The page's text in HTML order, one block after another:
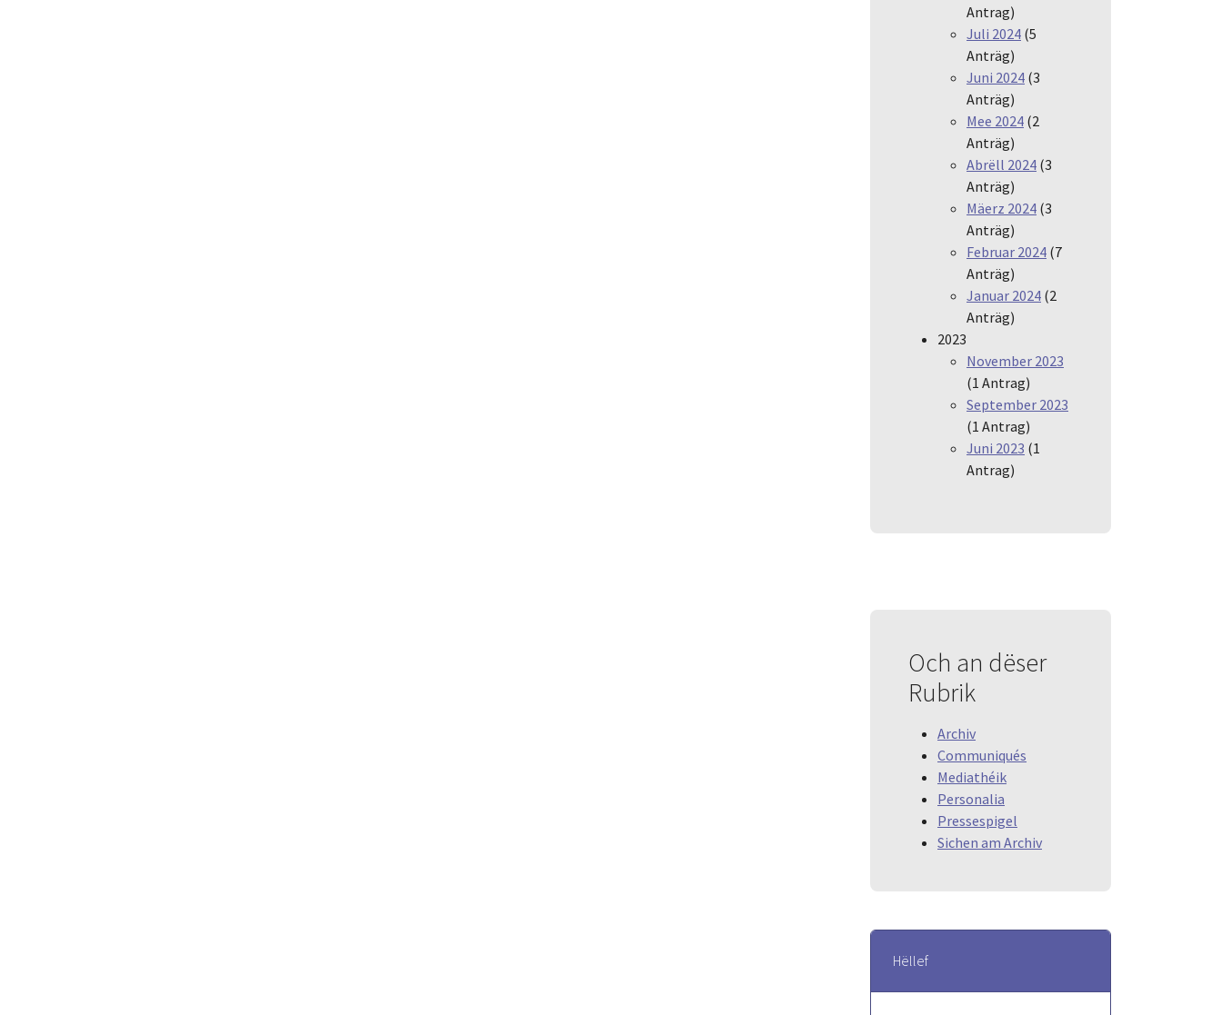
Antrag)
Juli 2024 (5
Anträg)
Juni 2024 (3
Anträg)
Mee 2024 (2
Anträg)
Abrëll 2024 (3
Anträg)
Mäerz 2024 (3
Anträg)
Februar 2024 (7
Anträg)
Januar 2024 (2
Anträg)
2023
November 2023
(1 Antrag)
September 2023
(1 Antrag)
Juni 2023 (1
Antrag)
Och an dëser
Rubrik
Archiv
Communiqués
Mediathéik
Personalia
Pressespigel
Sichen am Archiv
Hëllef